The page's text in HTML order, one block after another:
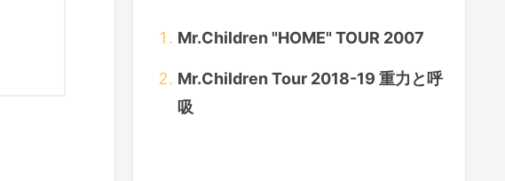
Mr.Children "HOME" TOUR 2007
Mr.Children Tour 2018-19 重力と呼
吸